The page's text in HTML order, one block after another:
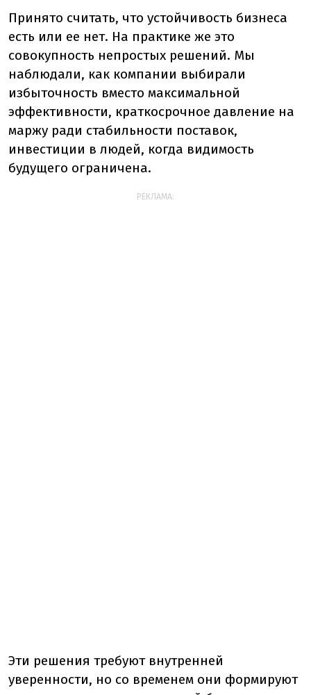
Принято считать, что устойчивость бизнеса
есть или ее нет. На практике же это
совокупность непростых решений. Мы
наблюдали, как компании выбирали
избыточность вместо максимальной
эффективности, краткосрочное давление на
маржу ради стабильности поставок,
инвестиции в людей, когда видимость
будущего ограничена.
РЕКЛАМА:
Эти решения требуют внутренней
уверенности, но со временем они формируют